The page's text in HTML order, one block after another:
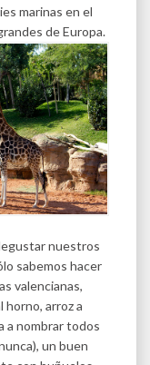
marinas en el
de Europa.
nuestros
sabemos hacer
valencianas,
horno, arroz a
a nombrar todos
un buen